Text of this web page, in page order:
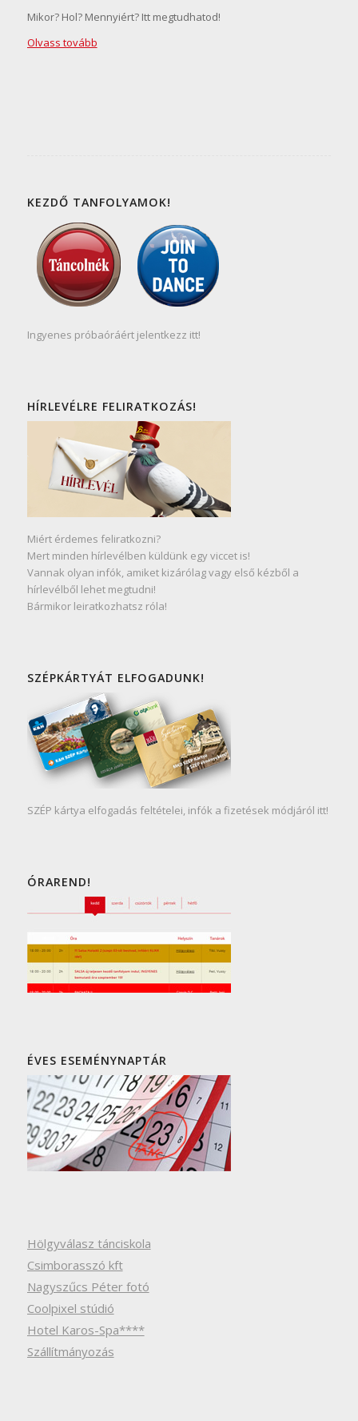
Mikor? Hol? Mennyiért? Itt megtudhatod!
Olvass tovább
KEZDŐ TANFOLYAMOK!
Ingyenes próbaóráért jelentkezz itt!
HÍRLEVÉLRE FELIRATKOZÁS!
Miért érdemes feliratkozni?
Mert minden hírlevélben küldünk egy viccet is!
Vannak olyan infók, amiket kizárólag vagy első kézből a
hírlevélből lehet megtudni!
Bármikor leiratkozhatsz róla!
SZÉPKÁRTYÁT ELFOGADUNK!
SZÉP kártya elfogadás feltételei, infók a fizetések módjáról itt!
ÓRAREND!
ÉVES ESEMÉNYNAPTÁR
Hölgyválasz tánciskola
Csimborasszó kft
Nagyszűcs Péter fotó
Coolpixel stúdió
Hotel Karos-Spa****
Szállítmányozás